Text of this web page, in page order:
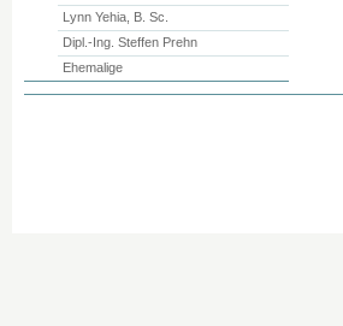
Lynn Yehia, B. Sc.
Dipl.-Ing. Steffen Prehn
Ehemalige